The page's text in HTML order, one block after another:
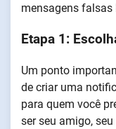
mensagens falsas
Etapa 1:
Um ponto
de criar uma
para quem você
ser seu amigo,